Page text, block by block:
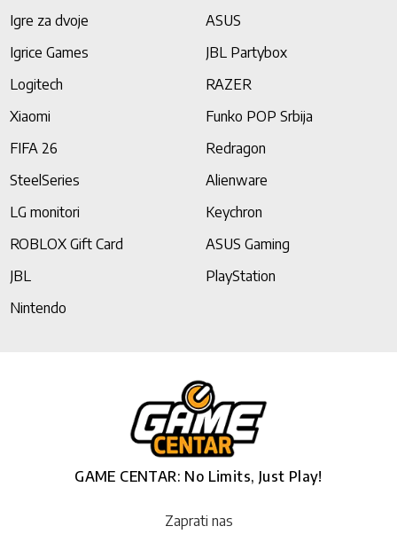
Igre za dvoje
ASUS
Igrice Games
JBL Partybox
Logitech
RAZER
Xiaomi
Funko POP Srbija
FIFA 26
Redragon
SteelSeries
Alienware
LG monitori
Keychron
ROBLOX Gift Card
ASUS Gaming
JBL
PlayStation
Nintendo
GAME CENTAR: No Limits, Just Play!
Zaprati nas